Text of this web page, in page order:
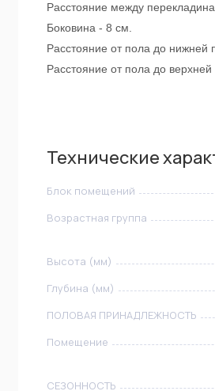
Расстояние между
Боковина - 8 см.
Расстояние от пола до нижней
Расстояние от пола до
Технические
Блок помещений
Возрастная группа
Высота (мм)
Глубина (мм)
ПОЛОВАЯ ПРИНАДЛЕЖНОСТЬ
Помещение
СЕЗОННОСТЬ